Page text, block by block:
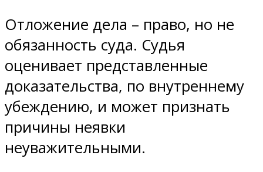
Отложение дела – право, но не
обязанность суда. Судья
оценивает представленные
доказательства, по внутреннему
убеждению, и может признать
причины неявки
неуважительными.